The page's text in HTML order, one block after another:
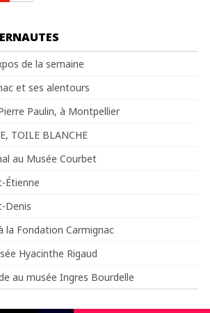
de la semaine
et ses alentours
Paulin, à Montpellier
TOILE BLANCHE
au Musée Courbet
Étienne
Denis
la Fondation Carmignac
Hyacinthe Rigaud
au musée Ingres Bourdelle